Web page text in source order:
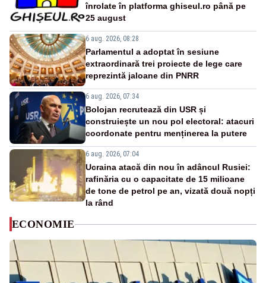
înrolate în platforma ghiseul.ro până pe
25 august
6 aug. 2026, 08:28
Parlamentul a adoptat în sesiune
extraordinară trei proiecte de lege care
reprezintă jaloane din PNRR
6 aug. 2026, 07:34
Bolojan recrutează din USR și
construiește un nou pol electoral: atacuri
coordonate pentru menținerea la putere
6 aug. 2026, 07:04
Ucraina atacă din nou în adâncul Rusiei:
rafinăria cu o capacitate de 15 milioane
de tone de petrol pe an, vizată două nopți
la rând
ECONOMIE